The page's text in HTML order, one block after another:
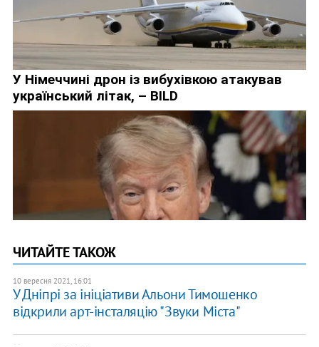
ЧИТАЙТЕ ТАКОЖ
10 вересня 2021, 16:01
У Дніпрі за ініціативи Альони Тимошенко
відкрили арт-інсталяцію "Звуки Міста"